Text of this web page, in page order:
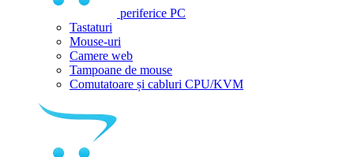
periferice PC
Tastaturi
Mouse-uri
Camere web
Tampoane de mouse
Comutatoare și cabluri CPU/KVM